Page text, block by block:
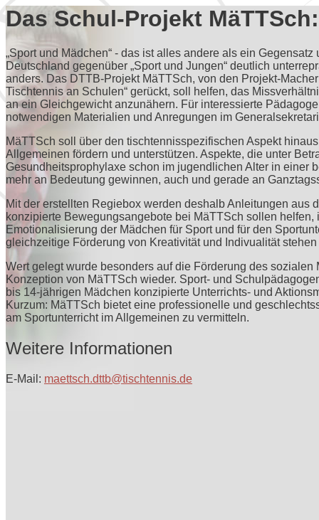
Das Schul-Projekt
„Sport und Mädchen“ - das ist alles andere als ein
Deutschland gegenüber „Sport und Jungen“ deutlich
anders. Das DTTB-Projekt MäTTSch, von den Projekt-
Tischtennis an Schulen“ gerückt, soll helfen, das
an ein Gleichgewicht anzunähern. Für interessierte
notwendigen Materialien und Anregungen im
MäTTSch soll über den tischtennisspezifischen Aspekt
Allgemeinen fördern und unterstützen. Aspekte, die unter
Gesundheitsprophylaxe schon im jugendlichen Alter in einer
mehr an Bedeutung gewinnen, auch und gerade an
Mit der erstellten Regiebox werden deshalb Anleitungen aus
konzipierte Bewegungsangebote bei MäTTSch sollen
Emotionalisierung der Mädchen für Sport und für den
gleichzeitige Förderung von Kreativität und Indivualität
Wert gelegt wurde besonders auf die Förderung des
Konzeption von MäTTSch wieder. Sport- und
bis 14-jährigen Mädchen konzipierte Unterrichts- und
Kurzum: MäTTSch bietet eine professionelle und
am Sportunterricht im Allgemeinen zu vermitteln.
Weitere Informationen
E-Mail: maettsch.dttb@tischtennis.de